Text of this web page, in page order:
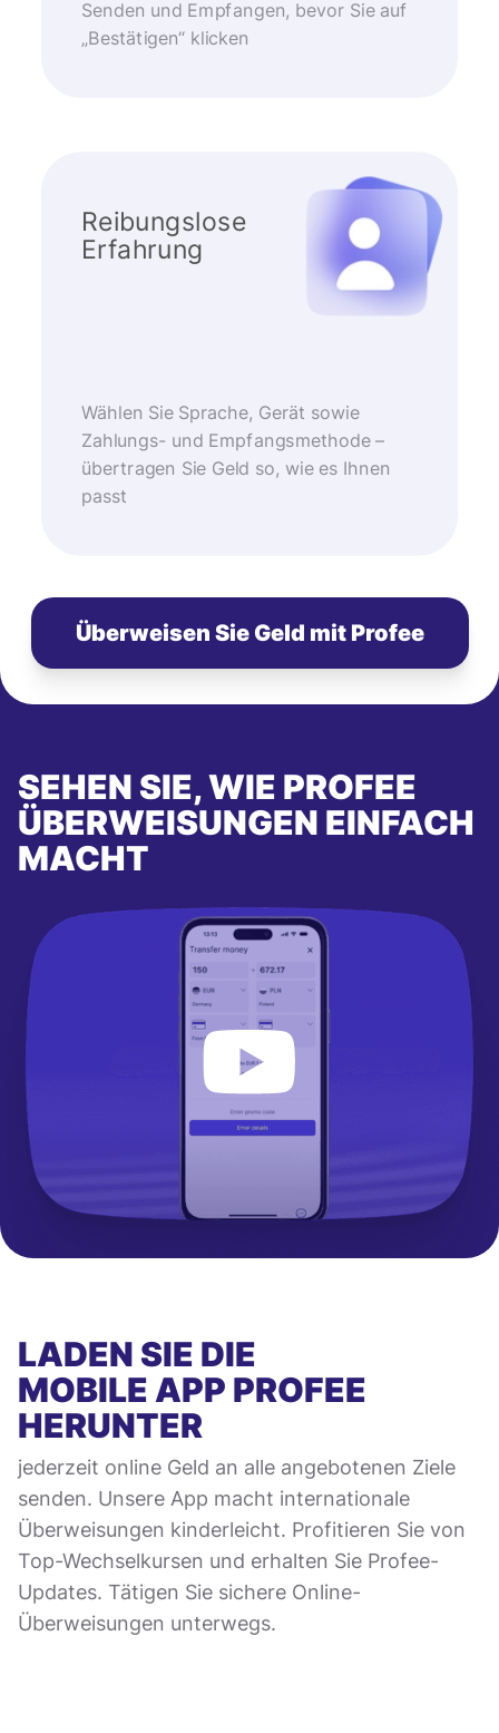
Senden und Empfangen, bevor Sie auf
„Bestätigen“ klicken
Reibungslose
Erfahrung
Wählen Sie Sprache, Gerät sowie
Zahlungs- und Empfangsmethode –
übertragen Sie Geld so, wie es Ihnen
passt
Überweisen Sie Geld mit Profee
SEHEN SIE, WIE PROFEE
ÜBERWEISUNGEN EINFACH
MACHT
LADEN SIE DIE
MOBILE APP PROFEE
HERUNTER
jederzeit online Geld an alle angebotenen Ziele
senden. Unsere App macht internationale
Überweisungen kinderleicht. Profitieren Sie von
Top-Wechselkursen und erhalten Sie Profee-
Updates. Tätigen Sie sichere Online-
Überweisungen unterwegs.